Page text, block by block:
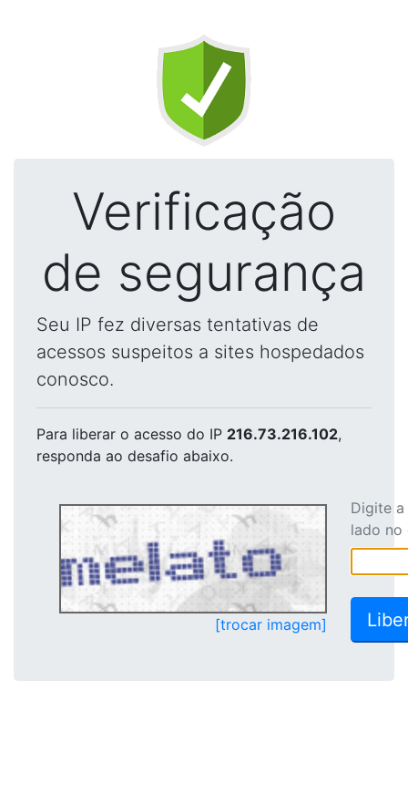
Verificação
de segurança
Seu IP fez diversas tentativas de
acessos suspeitos a sites hospedados
conosco.
Para liberar o acesso do IP 216.73.216.102,
responda ao desafio abaixo.
[trocar imagem]
Digite
lado no